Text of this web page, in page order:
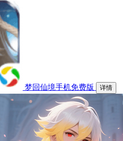
梦回仙境手机免费版 详情